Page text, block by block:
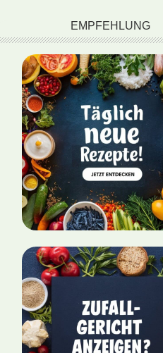
EMPFEHLUNG